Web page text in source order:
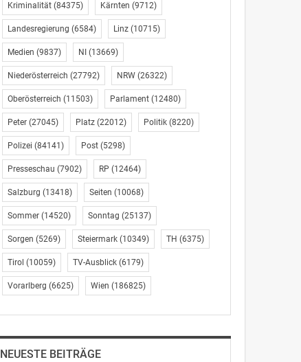
Kriminalität(84375) Kärnten (9712)
Landesregierung (6584) Linz(10715)
Medien (9837) NI (13669)
Niederösterreich (27792) NRW(26322)
Oberösterreich (11503) Parlament(12480)
Peter(27045) Platz(22012) Politik(8220)
Polizei (84141) Post(5298)
Presseschau (7902) RP (12464)
Salzburg (13418) Seiten (10068)
Sommer(14520) Sonntag (25137)
Sorgen (5269) Steiermark(10349) TH (6375)
Tirol (10059) TV-Ausblick(6179)
Vorarlberg (6625) Wien (186825)
NEUESTE BEITRÄGE